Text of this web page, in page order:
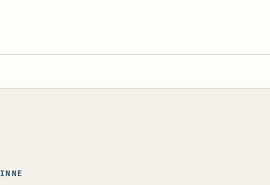
INNE